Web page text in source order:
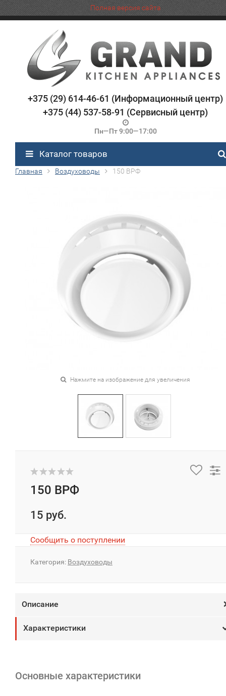
Полная версия сайта
+375 (29) 614-46-61 (Информационный центр)
+375 (44) 537-58-91 (Сервисный центр)
Пн—Пт 9:00—17:00
Каталог товаров
Главная Воздуховоды 150 ВРФ
Нажмите на изображение для увеличения
150 ВРФ
15 руб.
Сообщить о поступлении
Категория: Воздуховоды
Описание
Характеристики
Основные характеристики